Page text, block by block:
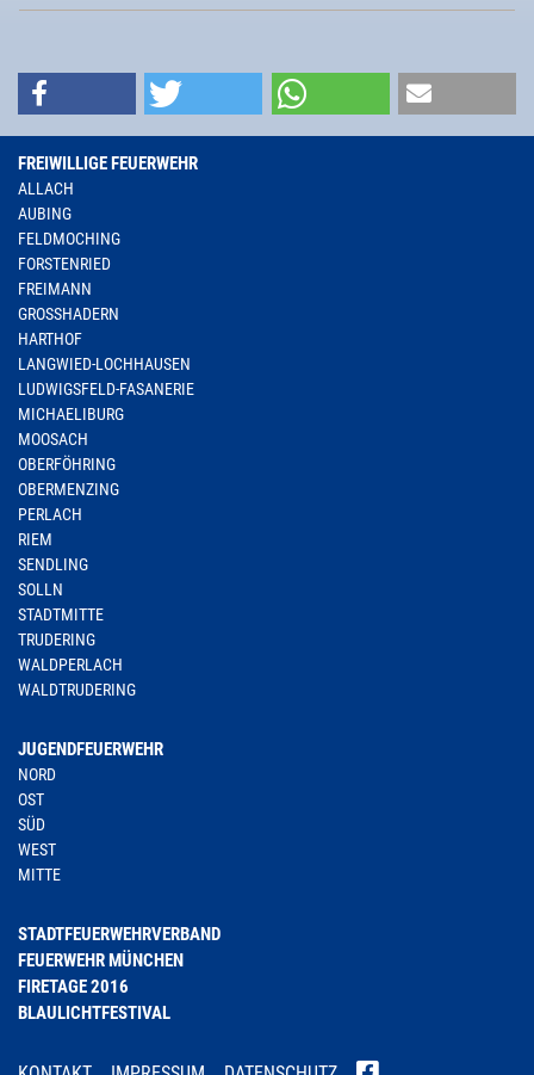
FREIWILLIGE FEUERWEHR
ALLACH
AUBING
FELDMOCHING
FORSTENRIED
FREIMANN
GROSSHADERN
HARTHOF
LANGWIED-LOCHHAUSEN
LUDWIGSFELD-FASANERIE
MICHAELIBURG
MOOSACH
OBERFÖHRING
OBERMENZING
PERLACH
RIEM
SENDLING
SOLLN
STADTMITTE
TRUDERING
WALDPERLACH
WALDTRUDERING
JUGENDFEUERWEHR
NORD
OST
SÜD
WEST
MITTE
STADTFEUERWEHRVERBAND
FEUERWEHR MÜNCHEN
FIRETAGE 2016
BLAULICHTFESTIVAL